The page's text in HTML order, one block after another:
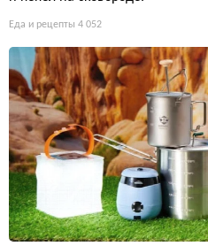
Еда и рецепты 4 052